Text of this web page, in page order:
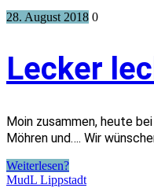
28. August 2018 0
Lecker
Moin zusammen, heute
Möhren und…. Wir
Weiterlesen?
MudL Lippstadt